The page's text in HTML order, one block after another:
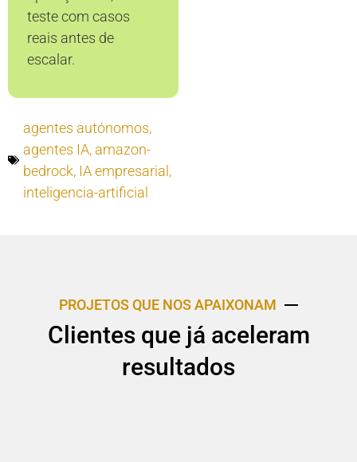
teste com casos
reais antes de
escalar.
agentes autónomos,
agentes IA, amazon-
bedrock, IA empresarial,
inteligencia-artificial
PROJETOS QUE NOS APAIXONAM
Clientes que já aceleram
resultados